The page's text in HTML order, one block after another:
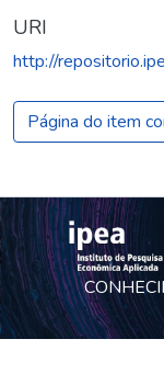
URI
http://
Página do item